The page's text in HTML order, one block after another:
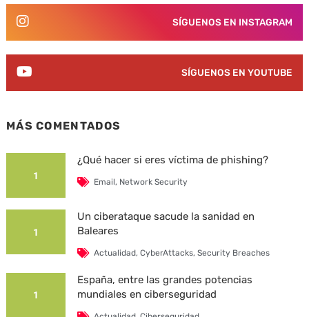
SÍGUENOS EN INSTAGRAM
SÍGUENOS EN YOUTUBE
MÁS COMENTADOS
1
¿Qué hacer si eres víctima de phishing?
Email, Network Security
1
Un ciberataque sacude la sanidad en
Baleares
Actualidad,CyberAttacks,Security Breaches
1
España, entre las grandes potencias
mundiales en ciberseguridad